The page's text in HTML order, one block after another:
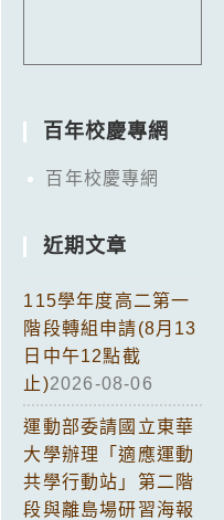
百年校慶專網
百年校慶專網
近期文章
115學年度高二第一
階段轉組申請(8月13
日中午12點截
止)2026-08-06
運動部委請國立東華
大學辦理「適應運動
共學行動站」第二階
段與離島場研習海報